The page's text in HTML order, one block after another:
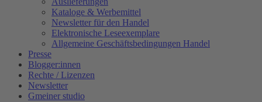
Kataloge & Werbemittel
Newsletter für den Handel
Elektronische Leseexemplare
Allgemeine Geschäftsbedingungen Handel
Presse
Blogger:innen
Rechte / Lizenzen
Newsletter
Gmeiner studio